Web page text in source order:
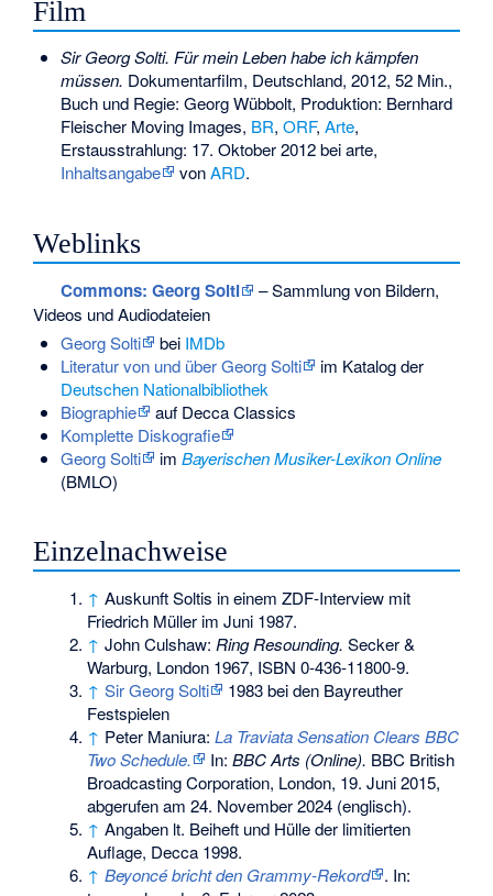
Film
Sir Georg Solti. Für mein Leben habe ich kämpfen
müssen. Dokumentarfilm, Deutschland, 2012, 52 Min.,
Buch und Regie: Georg Wübbolt, Produktion: Bernhard
Fleischer Moving Images, BR, ORF, Arte,
Erstausstrahlung: 17. Oktober 2012 bei arte,
Inhaltsangabe
vonARD.
Weblinks
Commons: Georg Solti
– Sammlung von Bildern,
Videos und Audiodateien
Georg Solti
bei IMDb
Literatur von und über Georg Solti
im Katalog der
Deutschen Nationalbibliothek
Biographie
auf Decca Classics
Komplette Diskografie
Georg Solti
im Bayerischen Musiker-Lexikon Online
(BMLO)
Einzelnachweise
↑ Auskunft Soltis in einem ZDF-Interview mit
Friedrich Müller im Juni 1987.
↑ John Culshaw:Ring Resounding. Secker &
Warburg, London 1967, ISBN 0-436-11800-9.
↑ Sir Georg Solti
1983 bei den Bayreuther
Festspielen
↑ Peter Maniura:La Traviata Sensation Clears BBC
Two Schedule.
In:BBC Arts (Online). BBC British
Broadcasting Corporation, London, 19. Juni 2015,
abgerufen am 24. November 2024 (englisch).
↑ Angaben lt. Beiheft und Hülle der limitierten
Auflage, Decca 1998.
↑ Beyoncé bricht den Grammy-Rekord
. In: